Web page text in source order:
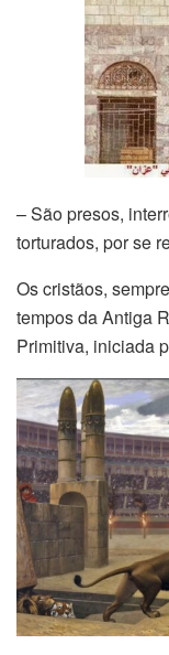
– São presos,
torturados, por se
Os cristãos,
tempos da Antiga
Primitiva, iniciada